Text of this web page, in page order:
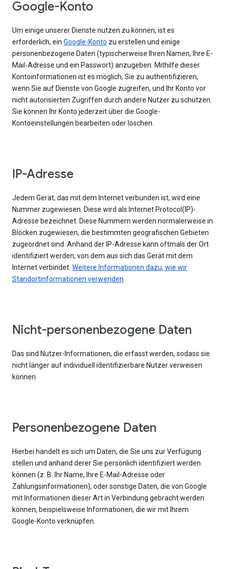
Google-Konto
Um einige unserer Dienste nutzen zu können, ist es
erforderlich, ein Google-Konto zu erstellen und einige
personenbezogene Daten (typischerweise Ihren Namen, Ihre E-
Mail-Adresse und ein Passwort) anzugeben. Mithilfe dieser
Kontoinformationen ist es möglich, Sie zu authentifizieren,
wenn Sie auf Dienste von Google zugreifen, und Ihr Konto vor
nicht autorisierten Zugriffen durch andere Nutzer zu schützen.
Sie können Ihr Konto jederzeit über die Google-
Kontoeinstellungen bearbeiten oder löschen.
IP-Adresse
Jedem Gerät, das mit dem Internet verbunden ist, wird eine
Nummer zugewiesen. Diese wird als Internet Protocol(IP)-
Adresse bezeichnet. Diese Nummern werden normalerweise in
Blöcken zugewiesen, die bestimmten geografischen Gebieten
zugeordnet sind. Anhand der IP-Adresse kann oftmals der Ort
identifiziert werden, von dem aus sich das Gerät mit dem
Internet verbindet. Weitere Informationen dazu, wie wir
Standortinformationen verwenden
Nicht-personenbezogene Daten
Das sind Nutzer-Informationen, die erfasst werden, sodass sie
nicht länger auf individuell identifizierbare Nutzer verweisen
können.
Personenbezogene Daten
Hierbei handelt es sich um Daten, die Sie uns zur Verfügung
stellen und anhand derer Sie persönlich identifiziert werden
können (z. B. Ihr Name, Ihre E-Mail-Adresse oder
Zahlungsinformationen), oder sonstige Daten, die von Google
mit Informationen dieser Art in Verbindung gebracht werden
können, beispielsweise Informationen, die wir mit Ihrem
Google-Konto verknüpfen.